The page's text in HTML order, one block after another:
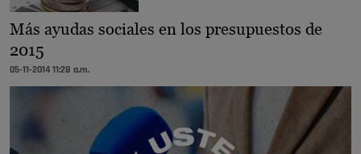
Más ayudas sociales en los presupuestos de
2015
05-11-2014 11:28 a.m.